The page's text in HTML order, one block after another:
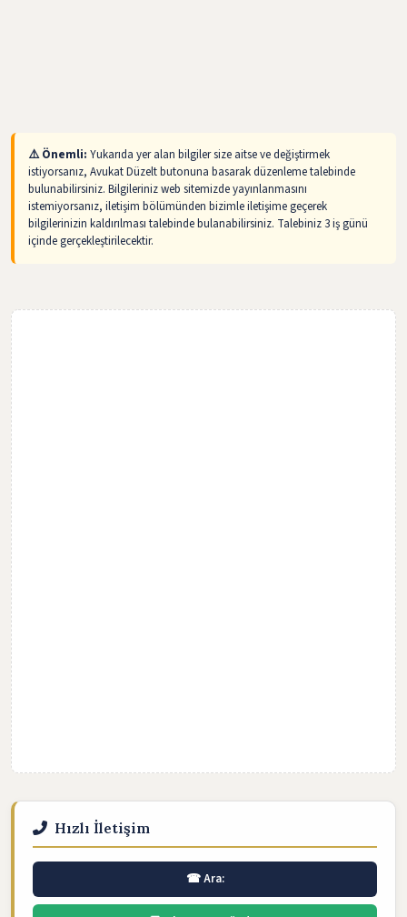
⚠️ Önemli: Yukarıda yer alan bilgiler size aitse ve değiştirmek
istiyorsanız, Avukat Düzelt butonuna basarak düzenleme talebinde
bulunabilirsiniz. Bilgileriniz web sitemizde yayınlanmasını
istemiyorsanız, iletişim bölümünden bizimle iletişime geçerek
bilgilerinizin kaldırılması talebinde bulanabilirsiniz. Talebiniz 3 iş günü
içinde gerçekleştirilecektir.
Hızlı İletişim
☎ Ara: